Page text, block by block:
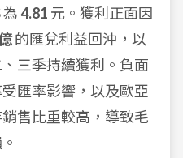
為4.81 元。獲利正面因
的匯兌利益回沖，以
三季持續獲利。負面
匯率影響，以及歐亞
售比重較高，導致毛